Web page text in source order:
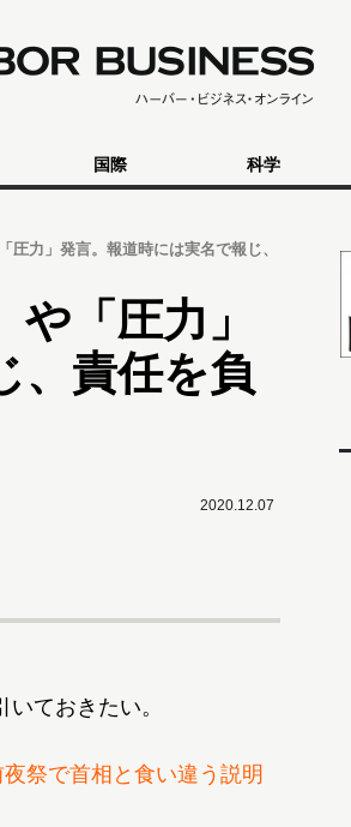
国際 科学
圧力」発言。報道時には実名で報じ、
「圧力」
、責任を負
2020.12.07
ておきたい。
祭で首相と食い違う説明